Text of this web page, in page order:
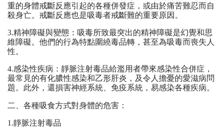
重的身體戒斷反應引起的各種併發症，或由於痛苦難忍而自
殺身亡。戒斷反應也是吸毒者戒斷難的重要原因。
3.精神障礙與變態：吸毒所致最突出的精神障礙是幻覺和思
維障礙。他們的行為特點圍繞毒品轉，甚至為吸毒而喪失人
性。
4.感染性疾病：靜脈注射毒品給濫用者帶來感染性合併症，
最常見的有化膿性感染和乙形肝炎，及令人擔憂的愛滋病問
題。此外，還損害神經系統、免疫系統，易感染各種疾病。
二、各種吸食方式對身體的危害：
1.靜脈注射毒品